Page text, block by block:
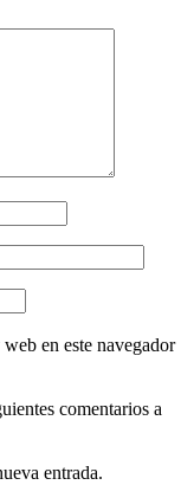
en este navegador
comentarios a
entrada.